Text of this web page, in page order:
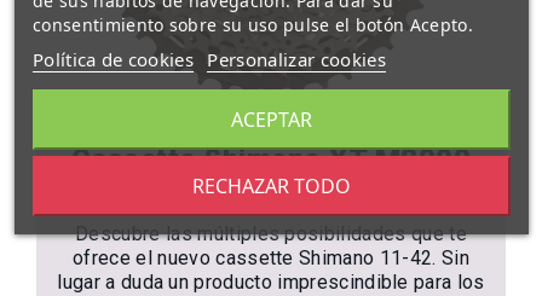
Cassette Shimano XT M8000
11/42 11V
Descubre las múltiples posibilidades que te
ofrece el nuevo cassette Shimano 11-42. Sin
lugar a duda un producto imprescindible para los
consentimiento sobre su uso pulse el botón Acepto.
Política de cookies Personalizar cookies
RECHAZAR TODO
ACEPTAR